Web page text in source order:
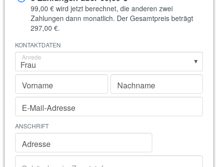
99,00 € wird jetzt berechnet, die anderen zwei
Zahlungen dann monatlich. Der Gesamtpreis beträgt
297,00 €.
KONTAKTDATEN
Anrede
Vorname
Nachname
E-Mail-Adresse
ANSCHRIFT
Adresse